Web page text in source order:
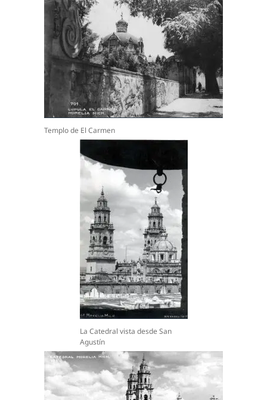
Templo de El Carmen
La Catedral vista desde San
Agustín